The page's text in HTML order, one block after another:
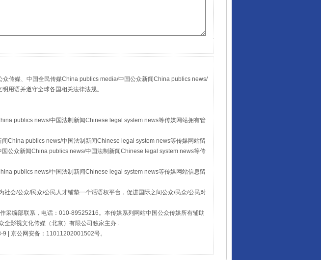
传媒、中国全民传媒China publics media/中国公众新闻China publics news/
用语并遵守全球各国相关法律法规。
publics news/中国法制新闻Chinese legal system news等传媒网站拥有管
China publics news/中国法制新闻Chinese legal system news等传媒网站留
公众新闻China publics news/中国法制新闻Chinese legal system news等传
publics news/中国法制新闻Chinese legal system news等传媒网站信息留
会/公众/民众/公民人才铺垫一个话语权平台，促进国际之间公众/民众/公民对
采编部联系，电话：010-89525216。本传媒系列网站中国公众传媒所有辅助
全影视文化传媒（北京）有限公司独家主办 :
| 京公网安备：11011202001502号。